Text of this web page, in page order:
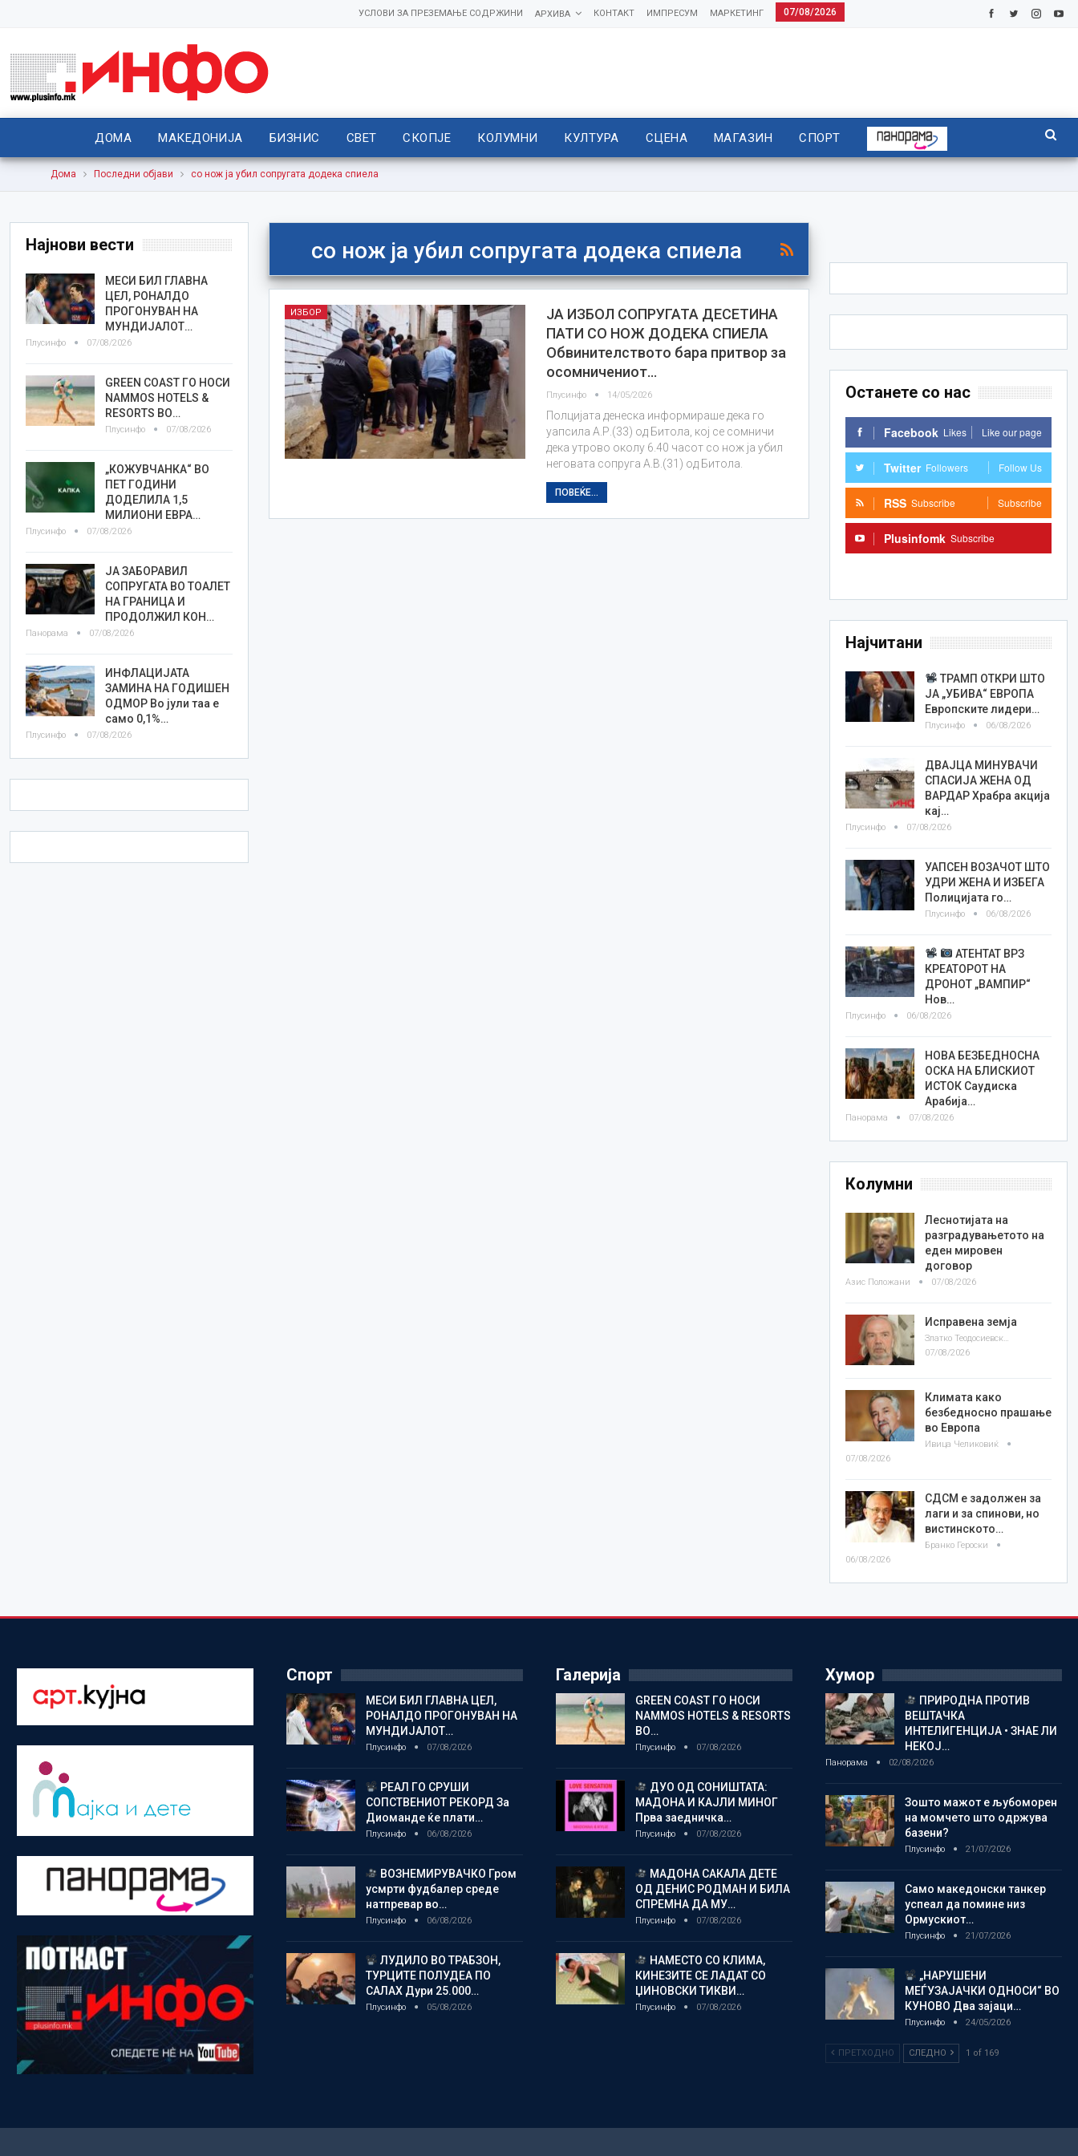
07/08/2026
МАРКЕТИНГ
ИМПРЕСУМ
КОНТАКТ
АРХИВА
УСЛОВИ ЗА ПРЕЗЕМАЊЕ СОДРЖИНИ
ДОМА МАКЕДОНИЈА БИЗНИС СВЕТ СКОПЈЕ КОЛУМНИ КУЛТУРА СЦЕНА МАГАЗИН СПОРТ
Дома Последни објави со нож ја убил сопругата додека спиела
со нож ја убил сопругата додека спиела
ИЗБОР
ЈА ИЗБОЛ СОПРУГАТА ДЕСЕТИНА
ПАТИ СО НОЖ ДОДЕКА СПИЕЛА
Обвинителството бара притвор за
осомничениот…
Плусинфо 14/05/2026
Полцијата денеска информираше дека го
уапсила А.Р.(33) од Битола, кој се сомничи
дека утрово околу 6.40 часот со нож ја убил
неговата сопруга А.В.(31) од Битола.
ПОВЕЌЕ...
Останете со нас
Facebook Likes Like our page
Twitter Followers Follow Us
RSS Subscribe Subscribe
Plusinfomk Subscribe
Најчитани
ТРАМП ОТКРИ ШТО
ЈА „УБИВА“ ЕВРОПА
Европските лидери…
Плусинфо 06/08/2026
ДВАЈЦА МИНУВАЧИ
СПАСИЈА ЖЕНА ОД
ВАРДАР Храбра акција
кај…
Плусинфо 07/08/2026
УАПСЕН ВОЗАЧОТ ШТО
УДРИ ЖЕНА И ИЗБЕГА
Полицијата го…
Плусинфо 06/08/2026
АТЕНТАТ ВРЗ
КРЕАТОРОТ НА
ДРОНОТ „ВАМПИР“
Нов…
Плусинфо 06/08/2026
НОВА БЕЗБЕДНОСНА
ОСКА НА БЛИСКИОТ
ИСТОК Саудиска
Арабија…
Панорама 07/08/2026
Колумни
Леснотијата на
разградувањетото на
еден мировен
договор
Азис Положани 07/08/2026
Исправена земја
Златко Теодосиевски
07/08/2026
Климата како
безбедносно прашање
во Европа
Ивица Челиковиќ
07/08/2026
СДСМ е задолжен за
лаги и за спинови, но
вистинското…
Бранко Героски
06/08/2026
Најнови вести
МЕСИ БИЛ ГЛАВНА
ЦЕЛ, РОНАЛДО
ПРОГОНУВАН НА
МУНДИЈАЛОТ…
Плусинфо 07/08/2026
GREEN COAST ГО НОСИ
NAMMOS HOTELS &
RESORTS ВО…
Плусинфо 07/08/2026
„КОЖУВЧАНКА“ ВО
ПЕТ ГОДИНИ
ДОДЕЛИЛА 1,5
МИЛИОНИ ЕВРА…
Плусинфо 07/08/2026
ЈА ЗАБОРАВИЛ
СОПРУГАТА ВО ТОАЛЕТ
НА ГРАНИЦА И
ПРОДОЛЖИЛ КОН…
Панорама 07/08/2026
ИНФЛАЦИЈАТА
ЗАМИНА НА ГОДИШЕН
ОДМОР Во јули таа е
само 0,1%…
Плусинфо 07/08/2026
Спорт
МЕСИ БИЛ ГЛАВНА ЦЕЛ,
РОНАЛДО ПРОГОНУВАН НА
МУНДИЈАЛОТ…
Плусинфо 07/08/2026
РЕАЛ ГО СРУШИ
СОПСТВЕНИОТ РЕКОРД За
Диоманде ќе плати…
Плусинфо 06/08/2026
ВОЗНЕМИРУВАЧКО Гром
усмрти фудбалер среде
натпревар во…
Плусинфо 06/08/2026
ЛУДИЛО ВО ТРАБЗОН,
ТУРЦИТЕ ПОЛУДЕА ПО
САЛАХ Дури 25.000…
Плусинфо 05/08/2026
Галерија
GREEN COAST ГО НОСИ
NAMMOS HOTELS & RESORTS
ВО…
Плусинфо 07/08/2026
ДУО ОД СОНИШТАТА:
МАДОНА И КАЈЛИ МИНОГ
Прва заедничка…
Плусинфо 07/08/2026
МАДОНА САКАЛА ДЕТЕ
ОД ДЕНИС РОДМАН И БИЛА
СПРЕМНА ДА МУ…
Плусинфо 07/08/2026
НАМЕСТО СО КЛИМА,
КИНЕЗИТЕ СЕ ЛАДАТ СО
ЏИНОВСКИ ТИКВИ…
Плусинфо 07/08/2026
Хумор
ПРИРОДНА ПРОТИВ
ВЕШТАЧКА
ИНТЕЛИГЕНЦИЈА • ЗНАЕ ЛИ
НЕКОЈ…
Панорама 02/08/2026
Зошто мажот е љубоморен
на момчето што одржува
базени?
Плусинфо 21/07/2026
Само македонски танкер
успеал да помине низ
Ормускиот…
Плусинфо 21/07/2026
„НАРУШЕНИ
МЕЃУЗАЈАЧКИ ОДНОСИ“ ВО
КУНОВО Два зајаци…
Плусинфо 24/05/2026
ПРЕТХОДНО СЛЕДНО 1 of 169